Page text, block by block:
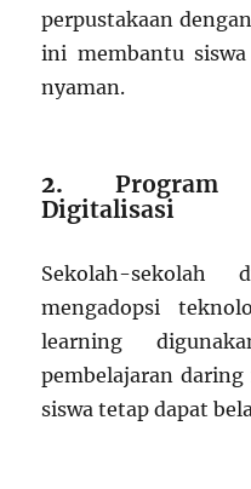
perpustakaan
ini membantu
nyaman.
2.
Digitalisasi
Sekolah-sekolah
mengadopsi
learning
pembelajaran
siswa tetap dapat